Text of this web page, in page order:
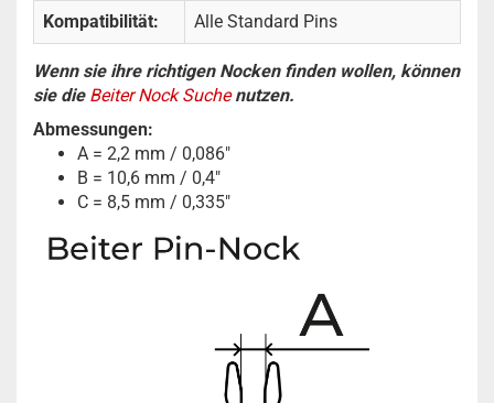
Kompatibilität: Alle Standard Pins
Wenn sie ihre richtigen Nocken finden wollen, können
sie die Beiter Nock Suchenutzen.
Abmessungen:
A = 2,2 mm / 0,086"
B = 10,6 mm / 0,4"
C = 8,5 mm / 0,335"